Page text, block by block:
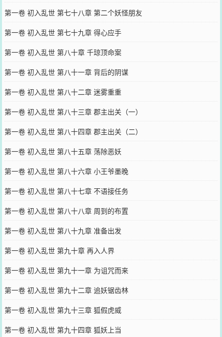
第一卷 初入乱世 第七十八章 第二个妖怪朋友
第一卷 初入乱世 第七十九章 得心应手
第一卷 初入乱世 第八十章 千琼顶命案
第一卷 初入乱世 第八十一章 背后的阴谋
第一卷 初入乱世 第八十二章 迷雾重重
第一卷 初入乱世 第八十三章 郡主出关（一）
第一卷 初入乱世 第八十四章 郡主出关（二）
第一卷 初入乱世 第八十五章 荡除恶妖
第一卷 初入乱世 第八十六章 小王爷墨晚
第一卷 初入乱世 第八十七章 不语接任务
第一卷 初入乱世 第八十八章 周到的布置
第一卷 初入乱世 第八十九章 准备出发
第一卷 初入乱世 第九十章 再入人界
第一卷 初入乱世 第九十一章 为诅咒而来
第一卷 初入乱世 第九十二章 追妖锯齿林
第一卷 初入乱世 第九十三章 狐假虎威
第一卷 初入乱世 第九十四章 狐妖上当